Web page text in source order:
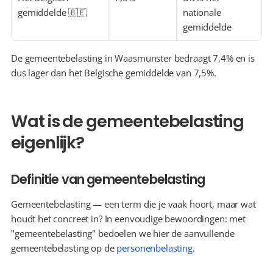
gemiddelde 🇧🇪
nationale
gemiddelde
De gemeentebelasting in Waasmunster bedraagt 7,4% en is
dus lager dan het Belgische gemiddelde van 7,5%.
Wat is de gemeentebelasting
eigenlijk?
Definitie van gemeentebelasting
Gemeentebelasting — een term die je vaak hoort, maar wat
houdt het concreet in? In eenvoudige bewoordingen: met
"gemeentebelasting" bedoelen we hier de aanvullende
gemeentebelasting op de personenbelasting.